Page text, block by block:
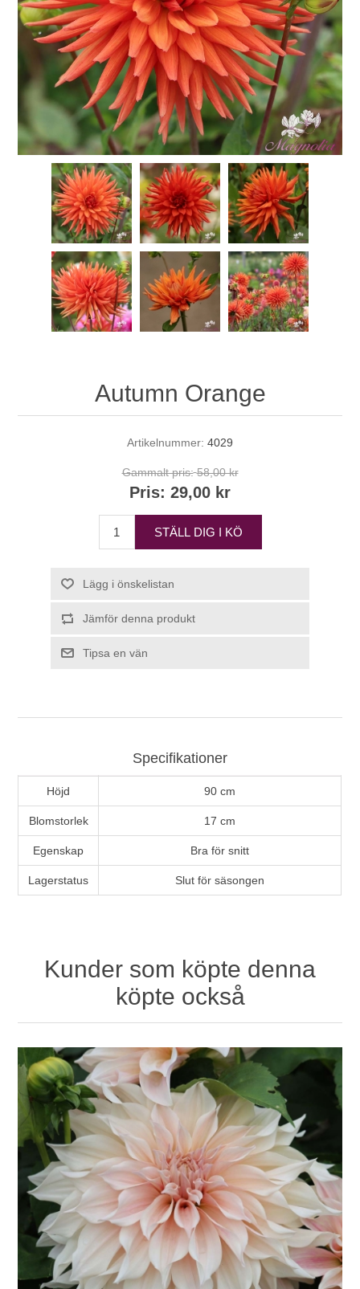
Autumn Orange
Artikelnummer: 4029
Gammalt pris: 58,00 kr
Pris: 29,00 kr
STÄLL DIG I KÖ
Lägg i önskelistan
Jämför denna produkt
Tipsa en vän
Specifikationer
Höjd 90 cm
Blomstorlek 17 cm
Egenskap Bra för snitt
Lagerstatus Slut för säsongen
Kunder som köpte denna
köpte också